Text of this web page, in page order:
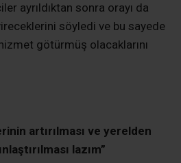
ayrıldıktan sonra orayı da
söyledi ve bu sayede
götürmüş olacaklarını
artırılması ve yerelden
lazım”